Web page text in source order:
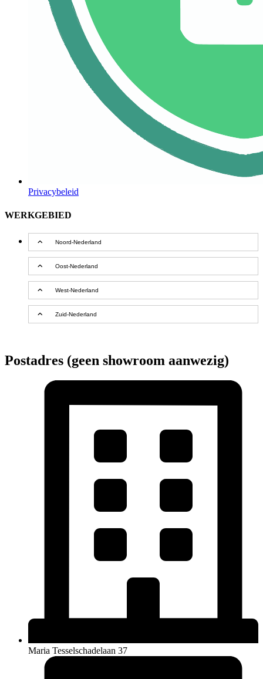
Privacybeleid
WERKGEBIED
Noord-Nederland
Oost-Nederland
West-Nederland
Zuid-Nederland
Postadres (geen showroom aanwezig)
Maria Tesselschadelaan 37